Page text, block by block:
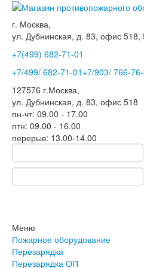
г. Москва,
ул. Дубнинская, д. 83, офис 518,
+7(499) 682-71-01
+7/499/ 682-71-01 +7/903/ 766-
127576 г.Москва,
ул. Дубнинская, д. 83, офис 518
пн-чт: 09.00 - 17.00
птн: 09.00 - 16.00
перерыв: 13.00-14.00
Меню
Пожарное оборудование
Перезарядка
Перезарядка ОП